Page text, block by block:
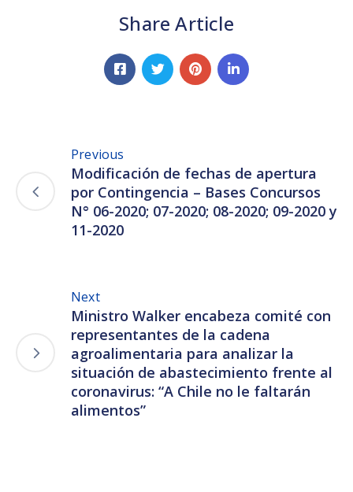
Share Article
Previous
Modificación de fechas de apertura
por Contingencia – Bases Concursos
N° 06-2020; 07-2020; 08-2020; 09-2020 y
11-2020
Next
Ministro Walker encabeza comité con
representantes de la cadena
agroalimentaria para analizar la
situación de abastecimiento frente al
coronavirus: “A Chile no le faltarán
alimentos”